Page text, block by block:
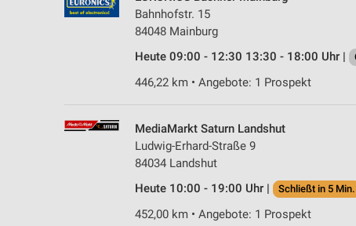
Bahnhofstr. 15
84048 Mainburg
Heute 09:00 - 12:30 13:30 - 18:00 Uhr |
446,22 km • Angebote: 1 Prospekt
MediaMarkt Saturn Landshut
Ludwig-Erhard-Straße 9
84034 Landshut
Heute 10:00 - 19:00 Uhr |
Schließt in 5 Min.
452,00 km • Angebote: 1 Prospekt